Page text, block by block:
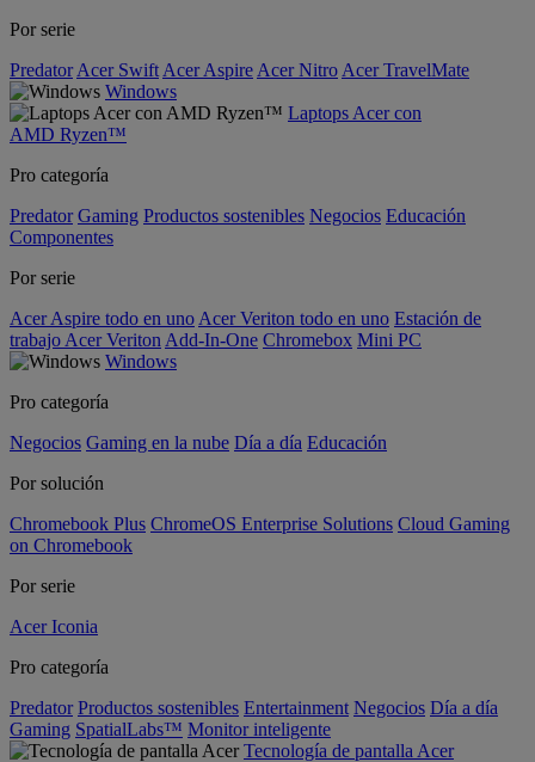
Por serie
Predator Acer Swift Acer Aspire Acer Nitro Acer TravelMate
Windows
Laptops Acer con
AMD Ryzen™
Pro categoría
Predator Gaming Productos sostenibles Negocios Educación
Componentes
Por serie
Acer Aspire todo en uno Acer Veriton todo en uno Estación de
trabajo Acer Veriton Add-In-One Chromebox Mini PC
Windows
Pro categoría
Negocios Gaming en la nube Día a día Educación
Por solución
Chromebook Plus ChromeOS Enterprise Solutions Cloud Gaming
on Chromebook
Por serie
Acer Iconia
Pro categoría
Predator Productos sostenibles Entertainment Negocios Día a día
Gaming SpatialLabs™ Monitor inteligente
Tecnología de pantalla Acer